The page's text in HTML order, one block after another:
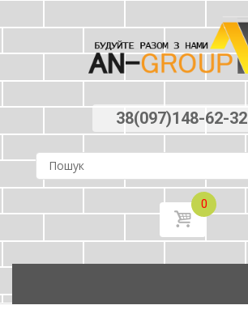
38(097)148-62-32
0
Skip
content